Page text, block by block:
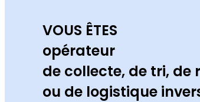
VOUS ÊTES
opérateur
de collecte, de tri, de
ou de logistique